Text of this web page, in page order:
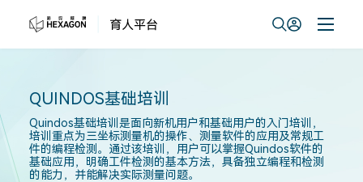
QUINDOS基础培训
Quindos基础培训是面向新机用户和基础用户的入门培训，
培训重点为三坐标测量机的操作、测量软件的应用及常规工
件的编程检测。通过该培训，用户可以掌握Quindos软件的
基础应用，明确工件检测的基本方法，具备独立编程和检测
的能力，并能解决实际测量问题。